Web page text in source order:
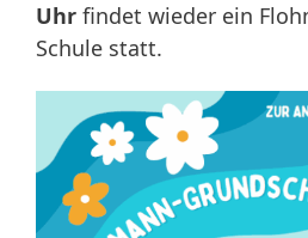
Uhr findet wieder ein
Schule statt.